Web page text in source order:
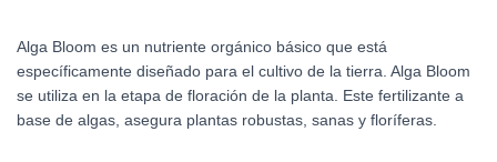
Alga Bloom es un nutriente orgánico básico que está
específicamente diseñado para el cultivo de la tierra. Alga Bloom
se utiliza en la etapa de floración de la planta. Este fertilizante a
base de algas, asegura plantas robustas, sanas y floríferas.